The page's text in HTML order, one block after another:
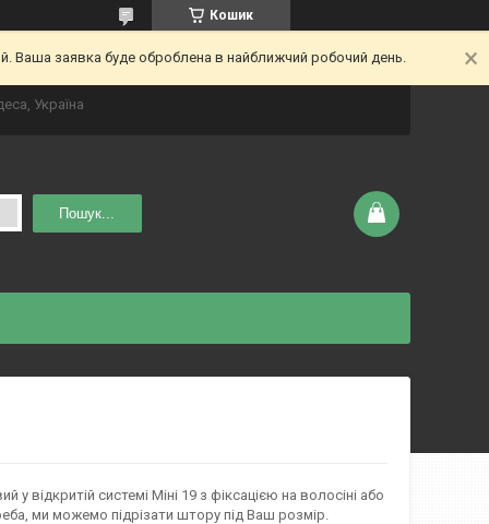
Кошик
Ваша заявка буде оброблена в найближчий робочий день.
Україна
Пошук...
відкритій системі Міні 19 з фіксацією на волосіні або
ми можемо підрізати штору під Ваш розмір.